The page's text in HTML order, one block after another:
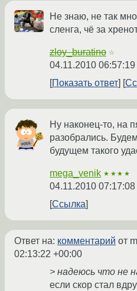
Не знаю, не так
сленга, чё за
zloy_buratino ☆
04.11.2010
Показать ответ
Ну наконец-то, на
разобрались.
будущем такого
mega_venik ★★★★
04.11.2010
Ссылка
Ответ на: комментарий от
02:13:22 +00:00
> надеюсь что не
если скор стал